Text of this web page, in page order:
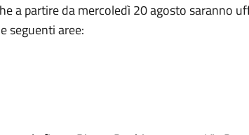
a partire da mercoledì 20 agosto saranno
seguenti aree: